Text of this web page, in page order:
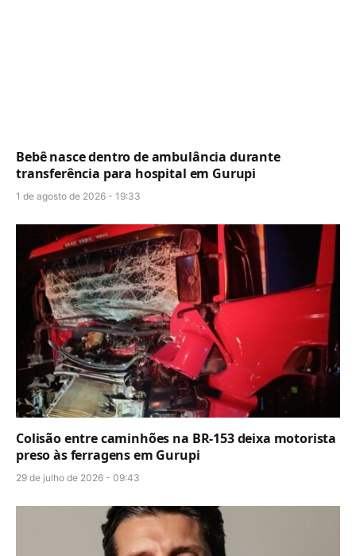
Bebê nasce dentro de ambulância durante
transferência para hospital em Gurupi
1 de agosto de 2026 - 19:33
Colisão entre caminhões na BR-153 deixa motorista
preso às ferragens em Gurupi
29 de julho de 2026 - 09:43